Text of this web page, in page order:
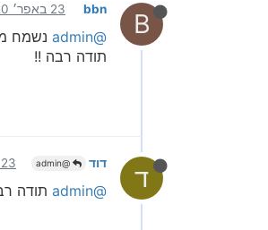
B
bbn 23 באפר׳ 2020, 21:15
@admin
נשמח
תודה רבה !!
ד דוד @admin 23 באפר׳ 2020, 21:48
@admin תודה